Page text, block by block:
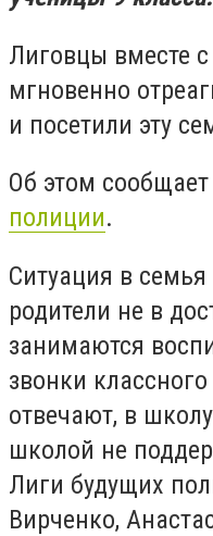
Лиговцы вместе
мгновенно
и посетили эту
Об этом сообщает
полиции.
Ситуация в
родители не в
занимаются
звонки
отвечают, в
школой не
Лиги будущих
Вирченко,